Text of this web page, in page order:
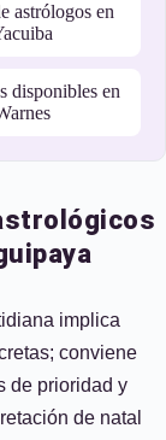
astrólogos en
disponibles en
implica
conviene
de prioridad y
de natal